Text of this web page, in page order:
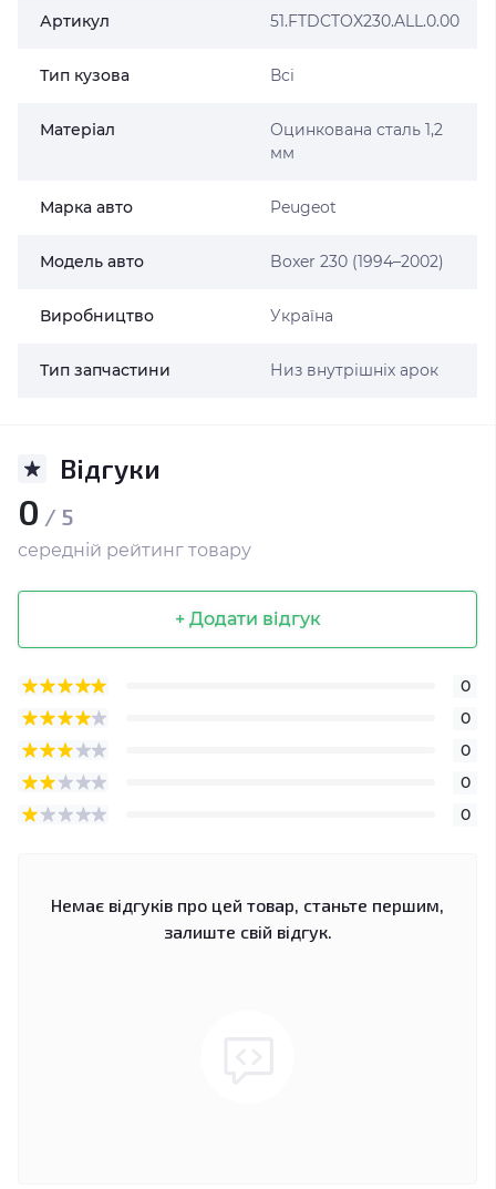
Артикул 51.FTDCTOX230.ALL.0.00
Тип кузова Всі
Матеріал
Оцинкована сталь 1,2
мм
Марка авто Peugeot
Модель авто Boxer 230 (1994–2002)
Виробництво Україна
Тип запчастини Низ внутрішніх арок
Відгуки
0 / 5
середній рейтинг товару
+ Додати відгук
0
0
0
0
0
Немає відгуків про цей товар, станьте першим,
залиште свій відгук.